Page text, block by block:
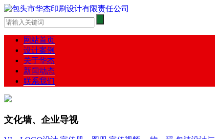
网站首页
设计案例
关于华杰
新闻动态
联系我们
文化墙、企业导视